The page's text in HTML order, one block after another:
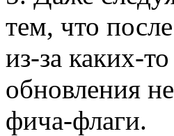
тем, что
из-за каких-
обновления
фича-флаги.